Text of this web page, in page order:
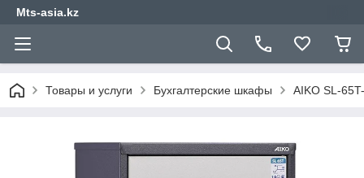
Mts-asia.kz
Товары и услуги Бухгалтерские шкафы AIKO SL-